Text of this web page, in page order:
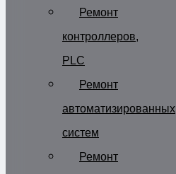
Ремонт
контроллеров,
PLC
Ремонт
автоматизированных
систем
Ремонт